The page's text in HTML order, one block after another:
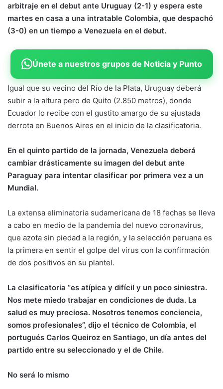
arbitraje en el debut ante Uruguay (2-1) y espera este
martes en casa a una intratable Colombia, que despachó
(3-0) en un tiempo a Venezuela en el debut.
Únete a nuestros grupos de Noticia y Punto
Igual que su vecino del Río de la Plata, Uruguay deberá
subir a la altura pero de Quito (2.850 metros), donde
Ecuador lo recibe con el gustito amargo de su ajustada
derrota en Buenos Aires en el inicio de la clasificatoria.
En el quinto partido de la jornada, Venezuela deberá
cambiar drásticamente su imagen del debut ante
Paraguay para intentar clasificar por primera vez a un
Mundial.
La extensa eliminatoria sudamericana de 18 fechas se lleva
a cabo en medio de la pandemia del nuevo coronavirus,
que azota sin piedad a la región, y la selección peruana es
la primera en sentir el golpe del virus con la confirmación
de dos positivos en su plantel.
La clasificatoria “es atípica y difícil y un poco siniestra.
Nos mete miedo trabajar en condiciones de duda. La
salud es muy preciosa. Nosotros tenemos conciencia,
somos profesionales”, dijo el técnico de Colombia, el
portugués Carlos Queiroz en Santiago, un día antes del
partido entre su seleccionado y el de Chile.
No será lo mismo